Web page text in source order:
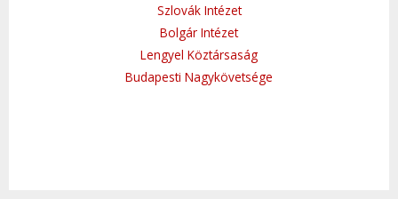
Szlovák Intézet
Bolgár Intézet
Lengyel Köztársaság
Budapesti Nagykövetsége